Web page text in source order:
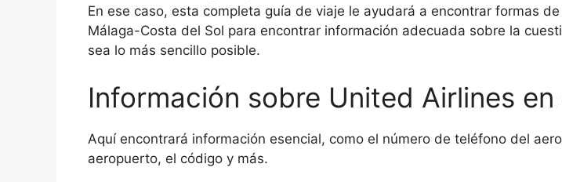
En ese caso, esta completa guía de viaje le ayudará a encontrar formas
Málaga-Costa del Sol para encontrar información adecuada sobre la
sea lo más sencillo posible.
Información sobre United Airlines
Aquí encontrará información esencial, como el número de teléfono del
aeropuerto, el código y más.